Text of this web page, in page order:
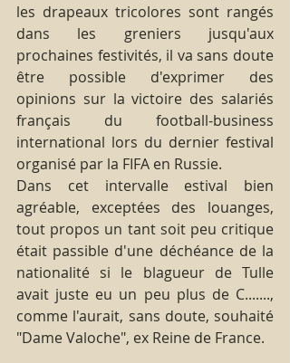
les drapeaux tricolores sont rangés
dans les greniers jusqu'aux
prochaines festivités, il va sans doute
être possible d'exprimer des
opinions sur la victoire des salariés
français du football-business
international lors du dernier festival
organisé par la FIFA en Russie.
Dans cet intervalle estival bien
agréable, exceptées des louanges,
tout propos un tant soit peu critique
était passible d'une déchéance de la
nationalité si le blagueur de Tulle
avait juste eu un peu plus de C.......,
comme l'aurait, sans doute, souhaité
"Dame Valoche", ex Reine de France.